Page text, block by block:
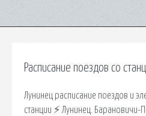
Расписание поездов со
Лунинец расписание поездов и
станции ⚡ Лунинец. Барановичи-